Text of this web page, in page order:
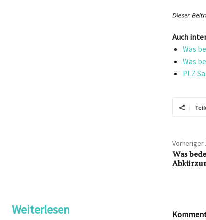
Auch
Was
Was
PLZ
Vorheriger
Was
Weiterlesen